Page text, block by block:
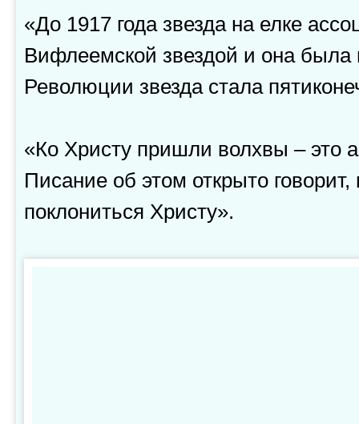
«До 1917 года звезда на елке
Вифлеемской звездой и она была
Революции звезда стала
«Ко Христу пришли волхвы – это
Писание об этом открыто
поклониться Христу».